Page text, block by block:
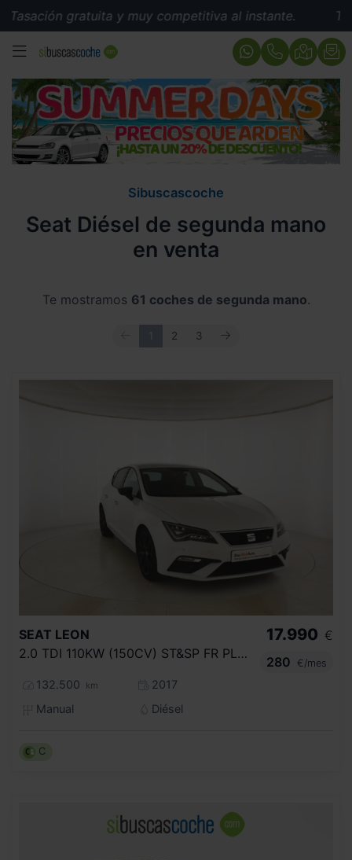
gratuita y muy competitiva al instante. Tasación
MENÚ
Sibuscascoche
Seat Diésel de segunda mano
en venta
Te mostramos 61 coches de segunda mano.
ANTERIOR
2 3 SIGUIENTE
SEAT LEON
2.0 TDI 110KW (150CV) ST&SP FR PLUS
132.500 km
2017
Manual
Diésel
17.990 €
280
€/mes
C